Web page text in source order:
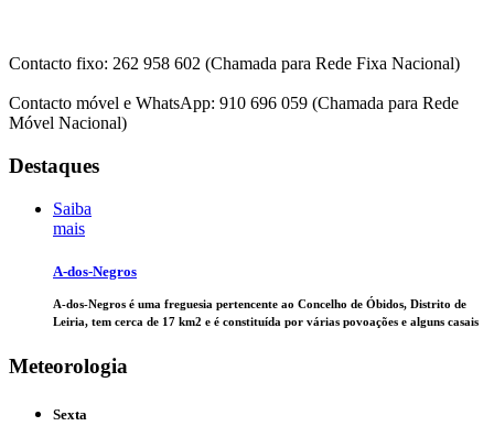
Contacto fixo: 262 958 602 (Chamada para Rede Fixa Nacional)
Contacto móvel e WhatsApp: 910 696 059 (Chamada para Rede
Móvel Nacional)
Destaques
Saiba
mais
A-dos-Negros
A-dos-Negros é uma freguesia pertencente ao Concelho de Óbidos, Distrito de
Leiria, tem cerca de 17 km2 e é constituída por várias povoações e alguns casais
Meteorologia
Sexta